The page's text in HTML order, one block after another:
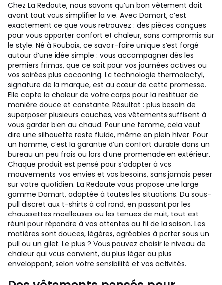
Chez La Redoute, nous savons qu’un bon vêtement doit
avant tout vous simplifier la vie. Avec Damart, c’est
exactement ce que vous retrouvez : des pièces conçues
pour vous apporter confort et chaleur, sans compromis sur
le style. Né à Roubaix, ce savoir-faire unique s’est forgé
autour d’une idée simple : vous accompagner dès les
premiers frimas, que ce soit pour vos journées actives ou
vos soirées plus cocooning. La technologie thermolactyl,
signature de la marque, est au cœur de cette promesse.
Elle capte la chaleur de votre corps pour la restituer de
manière douce et constante. Résultat : plus besoin de
superposer plusieurs couches, vos vêtements suffisent à
vous garder bien au chaud. Pour une femme, cela veut
dire une silhouette reste fluide, même en plein hiver. Pour
un homme, c’est la garantie d’un confort durable dans un
bureau un peu frais ou lors d’une promenade en extérieur.
Chaque produit est pensé pour s’adapter à vos
mouvements, vos envies et vos besoins, sans jamais peser
sur votre quotidien. La Redoute vous propose une large
gamme Damart, adaptée à toutes les situations. Du sous-
pull discret aux t-shirts à col rond, en passant par les
chaussettes moelleuses ou les tenues de nuit, tout est
réuni pour répondre à vos attentes au fil de la saison. Les
matières sont douces, légères, agréables à porter sous un
pull ou un gilet. Le plus ? Vous pouvez choisir le niveau de
chaleur qui vous convient, du plus léger au plus
enveloppant, selon votre sensibilité et vos activités.